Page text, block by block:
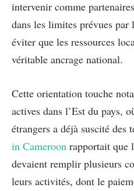
intervenir comme
dans les limites prévues
éviter que les ressources
véritable ancrage national.
Cette orientation touche
actives dans l’Est du pays,
étrangers a déjà suscité des
in Cameroon rapportait que
devaient remplir plusieurs
leurs activités, dont le